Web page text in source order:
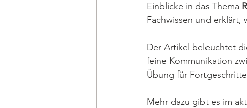
Einblicke in das Thema
Fachwissen und erklärt,
Der Artikel beleuchtet
feine Kommunikation
Übung für
Mehr dazu gibt es im